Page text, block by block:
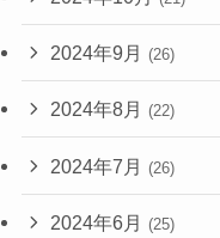
2024年9月 (26)
2024年8月 (22)
2024年7月 (26)
2024年6月 (25)